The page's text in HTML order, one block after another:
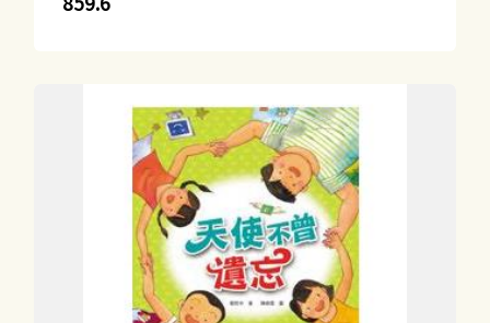
859.6